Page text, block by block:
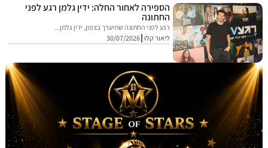
הספירה לאחור החלה: ידין גלמן רגע לפני
החתונה
רגע לפני החתונה שתיערך בצפון, ידין גלמן...
ליאור קלו 30/07/2026